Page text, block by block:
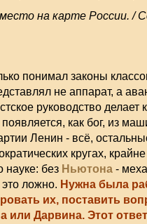
на карте России. /
понимал законы
не аппарат, а
руководство делает
как бог, из
Ленин - всё,
кругах,
науке: без Ньютона-
ложно. Нужна была
их, поставить
или Дарвина. Этот